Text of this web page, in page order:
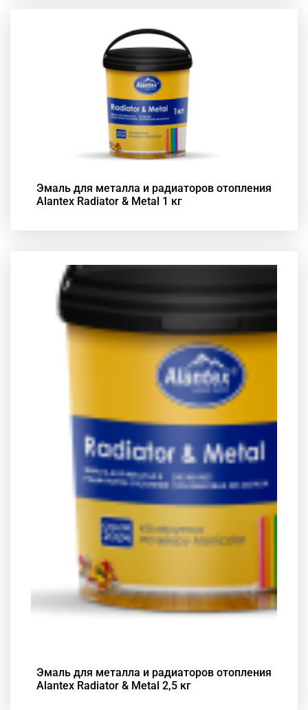
Эмаль для металла и радиаторов отопления
Alantex Radiator & Metal 1 кг
Эмаль для металла и радиаторов отопления
Alantex Radiator & Metal 2,5 кг